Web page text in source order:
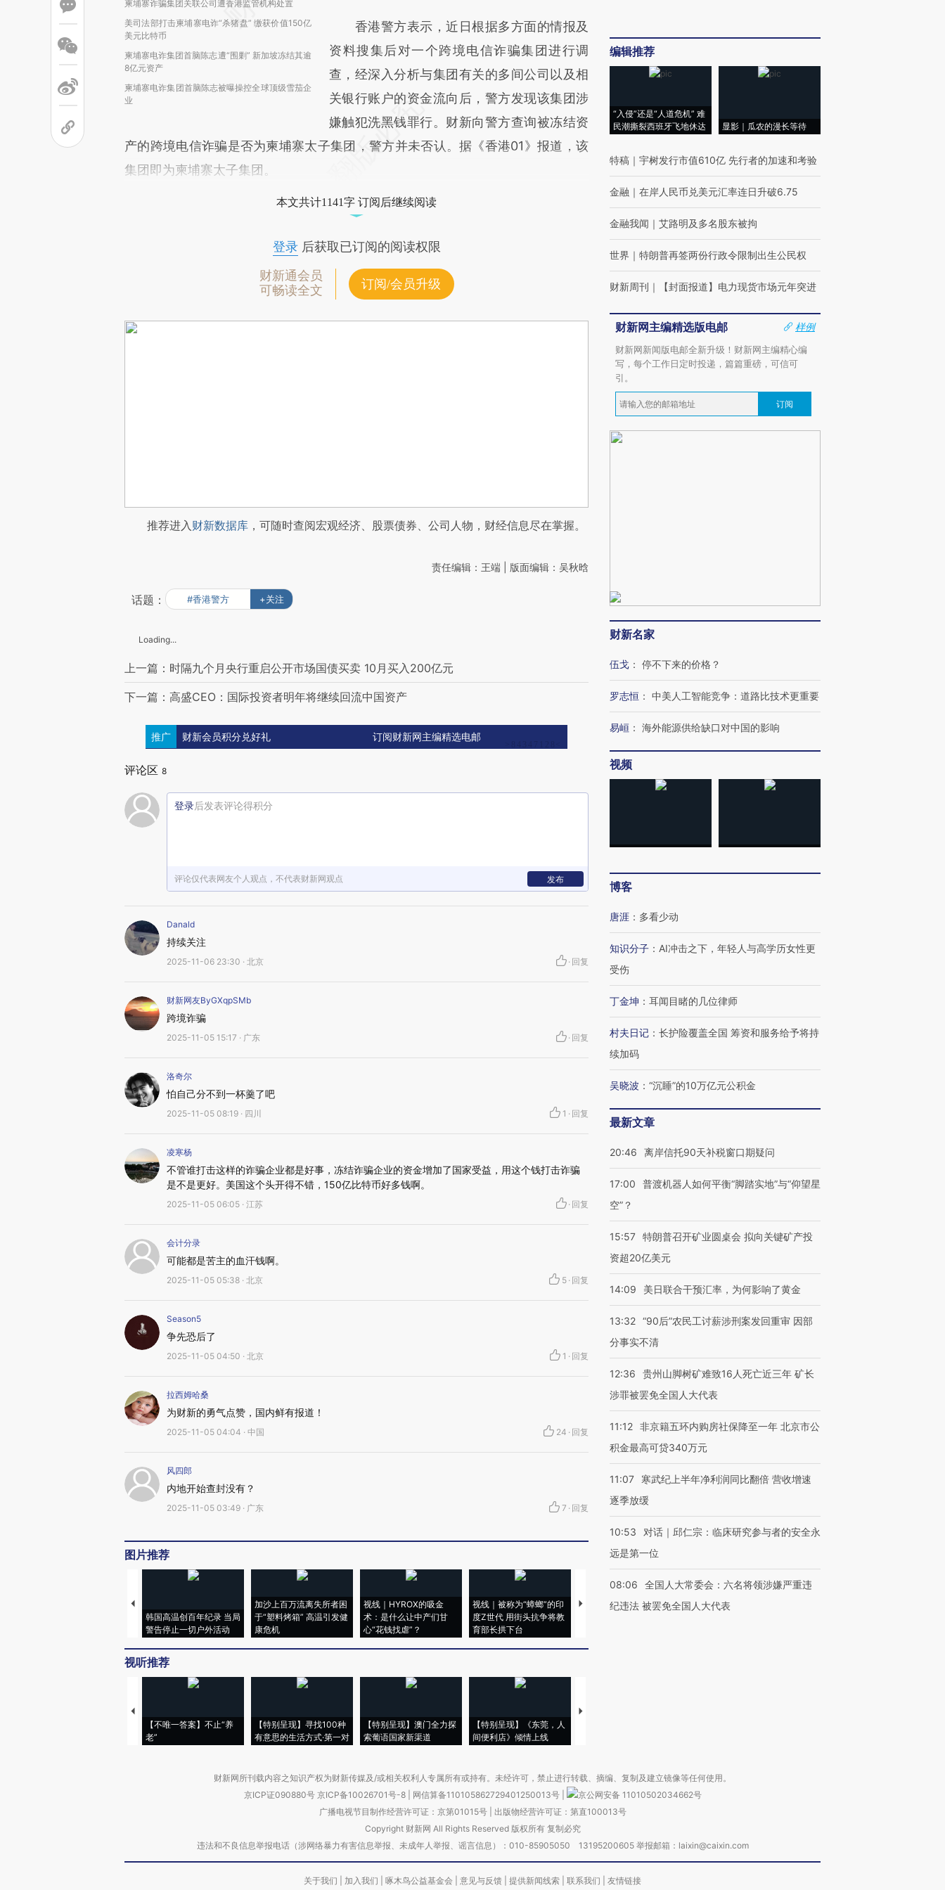
柬埔寨诈骗集团关联公司遭香港监管机构处置
美司法部打击柬埔寨电诈“杀猪盘” 缴获价值150亿
美元比特币
柬埔寨电诈集团首脑陈志遭“围剿” 新加坡冻结其逾
8亿元资产
柬埔寨电诈集团首脑陈志被曝操控全球顶级雪茄企
业
香港警方表示，近日根据多方面的情报及
资料搜集后对一个跨境电信诈骗集团进行调
查，经深入分析与集团有关的多间公司以及相
关银行账户的资金流向后，警方发现该集团涉
嫌触犯洗黑钱罪行。财新向警方查询被冻结资
产的跨境电信诈骗是否为柬埔寨太子集团，警方并未否认。据《香港01》报道，该
集团即为柬埔寨太子集团。
本文共计1141字 订阅后继续阅读
登录后获取已订阅的阅读权限
财新通会员
可畅读全文
订阅/会员升级
推荐进入财新数据库 ，可随时查阅宏观经济、股票债券、公司人物，财经信息尽在掌握。
责任编辑：王端 | 版面编辑：吴秋晗
话题： #香港警方 +关注
Loading...
上一篇：时隔九个月央行重启公开市场国债买卖 10月买入200亿元
下一篇：高盛CEO：国际投资者明年将继续回流中国资产
推广 财新会员积分兑好礼 订阅财新网主编精选电邮
评论区 8
登录后发表评论得积分
评论仅代表网友个人观点，不代表财新网观点 发布
Danald
持续关注
2025-11-06 23:30 · 北京 · 回复
财新网友ByGXqpSMb
跨境诈骗
2025-11-05 15:17 · 广东 · 回复
洛奇尔
怕自己分不到一杯羹了吧
2025-11-05 08:19 · 四川 1 · 回复
凌寒杨
不管谁打击这样的诈骗企业都是好事，冻结诈骗企业的资金增加了国家受益，用这个钱打击诈骗
是不是更好。美国这个头开得不错，150亿比特币好多钱啊。
2025-11-05 06:05 · 江苏 · 回复
会计分录
可能都是苦主的血汗钱啊。
2025-11-05 05:38 · 北京 5 · 回复
Season5
争先恐后了
2025-11-05 04:50 · 北京 1 · 回复
拉西姆哈桑
为财新的勇气点赞，国内鲜有报道！
2025-11-05 04:04 · 中国 24 · 回复
风四郎
内地开始查封没有？
2025-11-05 03:49 · 广东 7 · 回复
图片推荐
韩国高温创百年纪录 当局
警告停止一切户外活动
加沙上百万流离失所者困
于“塑料烤箱” 高温引发健
康危机
视线｜HYROX的吸金
术：是什么让中产们甘
心“花钱找虐”？
视线｜被称为“蟑螂”的印
度Z世代 用街头抗争将教
育部长拱下台
视线｜“入侵”还是“人道危
湖北宜昌局部短时降雨
视听推荐
【不唯一答案】不止“养
老”
【特别呈现】寻找100种
有意思的生活方式·第一对
【特别呈现】澳门全力探
索葡语国家新渠道
【特别呈现】《东莞，人
间便利店》倾情上线
【推广】走进第四届链博
编辑推荐
“入侵”还是“人道危机” 难
民潮撕裂西班牙飞地休达
显影｜瓜农的漫长等待
特稿 ｜ 宇树发行市值610亿 先行者的加速和考验
金融 ｜ 在岸人民币兑美元汇率连日升破6.75
金融我闻 ｜ 艾路明及多名股东被拘
世界 ｜ 特朗普再签两份行政令限制出生公民权
财新周刊 ｜ 【封面报道】电力现货市场元年突进
财新网主编精选版电邮
样例
财新网新闻版电邮全新升级！财新网主编精心编
写，每个工作日定时投递，篇篇重磅，可信可
引。
订阅
财新名家
伍戈 ： 停不下来的价格？
罗志恒 ： 中美人工智能竞争：道路比技术更重要
易峘 ： 海外能源供给缺口对中国的影响
视频
博客
唐涯 ： 多看少动
知识分子 ： AI冲击之下，年轻人与高学历女性更
受伤
丁金坤 ： 耳闻目睹的几位律师
村夫日记 ： 长护险覆盖全国 筹资和服务给予将持
续加码
吴晓波 ： “沉睡”的10万亿元公积金
最新文章
20:46 离岸信托90天补税窗口期疑问
17:00
普渡机器人如何平衡“脚踏实地”与“仰望星
空”？
15:57 特朗普召开矿业圆桌会 拟向关键矿产投
资超20亿美元
14:09 美日联合干预汇率，为何影响了黄金
13:32 “90后”农民工讨薪涉刑案发回重审 因部
分事实不清
12:36
贵州山脚树矿难致16人死亡近三年 矿长
涉罪被罢免全国人大代表
11:12 非京籍五环内购房社保降至一年 北京市公
积金最高可贷340万元
11:07
寒武纪上半年净利润同比翻倍 营收增速
逐季放缓
10:53
对话｜邱仁宗：临床研究参与者的安全永
远是第一位
08:06
全国人大常委会：六名将领涉嫌严重违
纪违法 被罢免全国人大代表
财新网所刊载内容之知识产权为财新传媒及/或相关权利人专属所有或持有。未经许可，禁止进行转载、摘编、复制及建立镜像等任何使用。
京ICP证090880号 京ICP备10026701号-8 网信算备110105862729401250013号
京公网安备 11010502034662号
广播电视节目制作经营许可证：京第01015号| 出版物经营许可证：第直100013号
Copyright 财新网 All Rights Reserved 版权所有 复制必究
违法和不良信息举报电话（涉网络暴力有害信息举报、未成年人举报、谣言信息）：010-85905050 13195200605 举报邮箱：laixin@caixin.com
关于我们 加入我们 啄木鸟公益基金会 意见与反馈 提供新闻线索 联系我们 友情链接